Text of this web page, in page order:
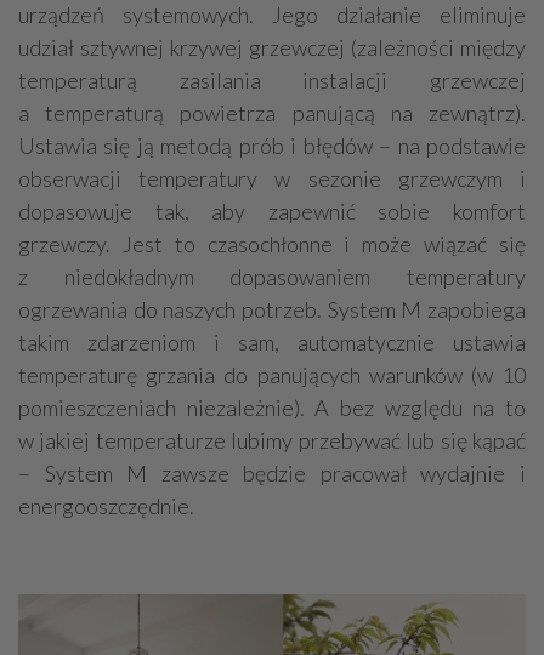
urządzeń systemowych. Jego działanie eliminuje
udział sztywnej krzywej grzewczej (zależności między
temperaturą zasilania instalacji grzewczej
a temperaturą powietrza panującą na zewnątrz).
Ustawia się ją metodą prób i błędów – na podstawie
obserwacji temperatury w sezonie grzewczym i
dopasowuje tak, aby zapewnić sobie komfort
grzewczy. Jest to czasochłonne i może wiązać się
z niedokładnym dopasowaniem temperatury
ogrzewania do naszych potrzeb. System M zapobiega
takim zdarzeniom i sam, automatycznie ustawia
temperaturę grzania do panujących warunków (w 10
pomieszczeniach niezależnie). A bez względu na to
w jakiej temperaturze lubimy przebywać lub się kąpać
– System M zawsze będzie pracował wydajnie i
energooszczędnie.